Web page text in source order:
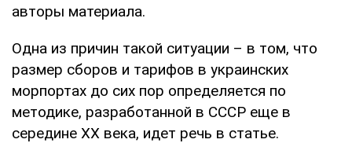
авторы материала.
Одна из причин такой ситуации – в том, что
размер сборов и тарифов в украинских
морпортах до сих пор определяется по
методике, разработанной в СССР еще в
середине ХХ века, идет речь в статье.